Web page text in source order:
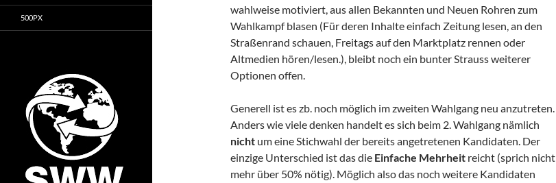
wahlweise motiviert, aus allen Bekannten und Neuen Rohren zum
Wahlkampf blasen (Für deren Inhalte einfach Zeitung lesen, an den
Straßenrand schauen, Freitags auf den Marktplatz rennen oder
Altmedien hören/lesen.), bleibt noch ein bunter Strauss weiterer
Optionen offen.
Generell ist es zb. noch möglich im zweiten Wahlgang neu anzutreten.
Anders wie viele denken handelt es sich beim 2. Wahlgang nämlich
nicht um eine Stichwahl der bereits angetretenen Kandidaten. Der
einzige Unterschied ist das die Einfache Mehrheit reicht (sprich nicht
mehr über 50% nötig). Möglich also das noch weitere Kandidaten
500PX